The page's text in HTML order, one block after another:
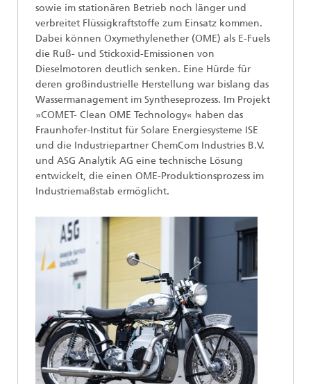
sowie im stationären Betrieb noch länger und
verbreitet Flüssigkraftstoffe zum Einsatz kommen.
Dabei können Oxymethylenether (OME) als E-Fuels
die Ruß- und Stickoxid-Emissionen von
Dieselmotoren deutlich senken. Eine Hürde für
deren großindustrielle Herstellung war bislang das
Wassermanagement im Syntheseprozess. Im Projekt
»COMET- Clean OME Technology« haben das
Fraunhofer-Institut für Solare Energiesysteme ISE
und die Industriepartner ChemCom Industries B.V.
und ASG Analytik AG eine technische Lösung
entwickelt, die einen OME-Produktionsprozess im
Industriemaßstab ermöglicht.